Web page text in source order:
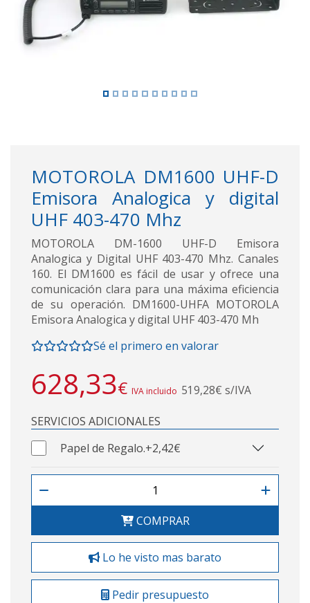
MOTOROLA DM1600 UHF-D
Emisora Analogica y digital
UHF 403-470 Mhz
MOTOROLA DM-1600 UHF-D Emisora
Analogica y Digital UHF 403-470 Mhz. Canales
160. El DM1600 es fácil de usar y ofrece una
comunicación clara para una máxima eficiencia
de su operación. DM1600-UHFA MOTOROLA
Emisora Analogica y digital UHF 403-470 Mh
Sé el primero en valorar
628,33€ IVA incluido 519,28€ s/IVA
SERVICIOS ADICIONALES
Papel de Regalo.+2,42€
COMPRAR
Lo he visto mas barato
Pedir presupuesto